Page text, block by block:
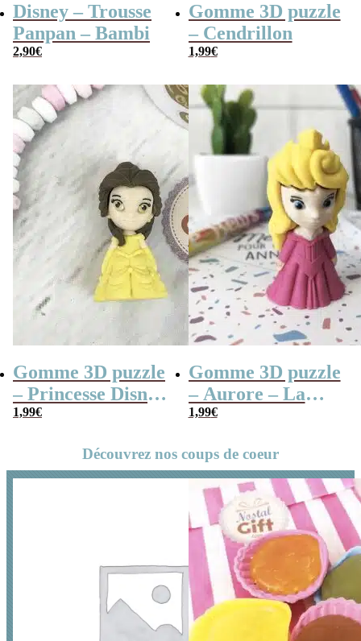
Disney – Trousse
Panpan – Bambi
2,90€
Gomme 3D puzzle
– Cendrillon
1,99€
Gomme 3D puzzle
– Princesse Disney
– La belle et la
1,99€
Gomme 3D puzzle
– Aurore – La
belle au bois
1,99€
Découvrez nos coups de coeur